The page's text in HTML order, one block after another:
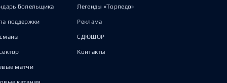
болельщика
поддержки
матчи
Легенды «Торпедо»
Реклама
СДЮШОР
Контакты